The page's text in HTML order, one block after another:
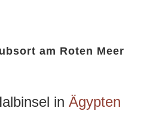
am Roten Meer
in Ägypten